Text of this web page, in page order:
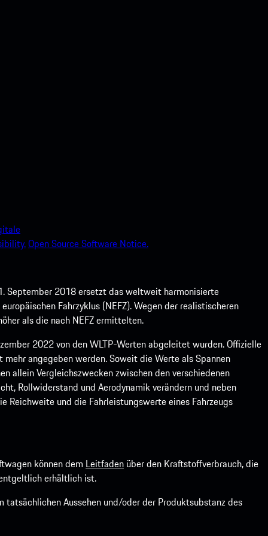
Open Source Software Notice.
September 2018 ersetzt das weltweit harmonisierte
Fahrzyklus (NEFZ). Wegen der realistischeren
als die nach NEFZ ermittelten.
2022 von den WLTP-Werten abgeleitet wurden. Offizielle
angegeben werden. Soweit die Werte als Spannen
allein Vergleichszwecken zwischen den verschiedenen
Rollwiderstand und Aerodynamik verändern und neben
Reichweite und die Fahrleistungswerte eines Fahrzeugs
können dem Leitfaden über den Kraftstoffverbrauch, die
erhältlich ist.
Aussehen und/oder der Produktsubstanz des